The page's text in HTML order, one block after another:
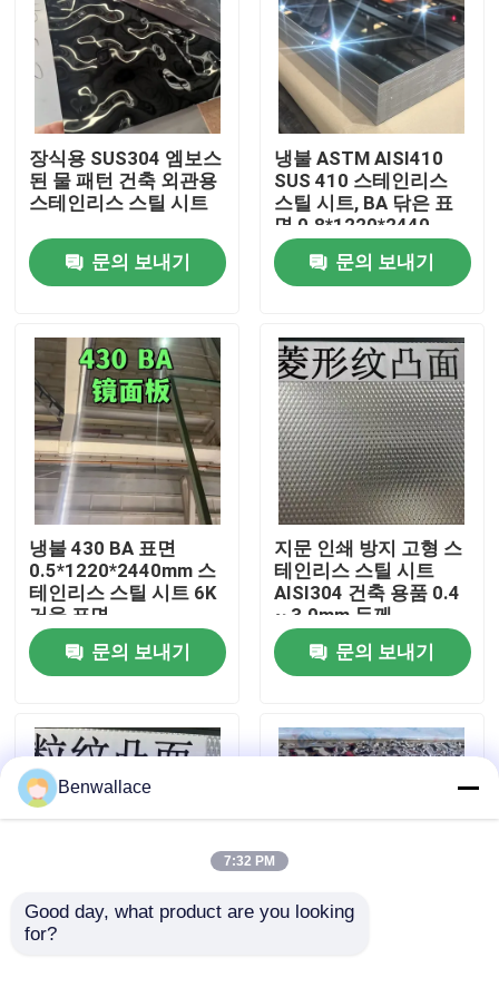
제품
비디오
우리 에 관한 것
공장 투어
저희와 연락
사건
장식용 SUS304 엠보스
된 물 패턴 건축 외관용
스테인리스 스틸 시트
문의 보내기
냉불 ASTM AISI410
SUS 410 스테인리스
스틸 시트, BA 닦은 표
면 0.8*1220*2440
문의 보내기
냉불 430 BA 표면
0.5*1220*2440mm 스
테인리스 스틸 시트 6K
거울 표면
문의 보내기
지문 인쇄 방지 고형 스
테인리스 스틸 시트
AISI304 건축 용품 0.4
~ 3.0mm 두께
문의 보내기
우수한 내마모성과 장
Benwallace
7:32 PM
Good day, what product are you looking
for?